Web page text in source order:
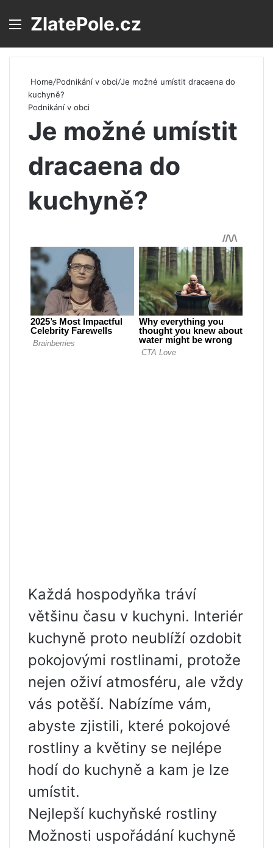
Menu
ZlatePole.cz
Home/Podnikání v obci/Je možné umístit dracaena do
kuchyně?
Podnikání v obci
Je možné umístit
dracaena do
kuchyně?
Každá hospodyňka tráví
většinu času v kuchyni. Interiér
kuchyně proto neublíží ozdobit
pokojovými rostlinami, protože
nejen oživí atmosféru, ale vždy
vás potěší. Nabízíme vám,
abyste zjistili, které pokojové
rostliny a květiny se nejlépe
hodí do kuchyně a kam je lze
umístit.
Nejlepší kuchyňské rostliny
Možnosti uspořádání kuchyně